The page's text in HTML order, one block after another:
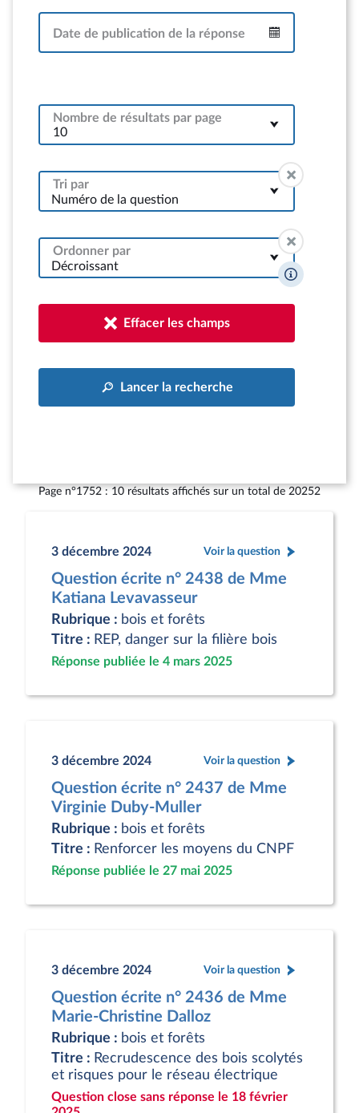
Date de publication de la réponse
Nombre de résultats par page
Tri par
Numéro de la question
Ordonner par
Décroissant
Effacer les champs
Lancer la recherche
Page n°1752 : 10 résultats affichés sur un total de 20252
3 décembre 2024 Voir la question
Question écrite n° 2438 de Mme
Katiana Levavasseur
Rubrique : bois et forêts
Titre : REP, danger sur la filière bois
Réponse publiée le 4 mars 2025
3 décembre 2024 Voir la question
Question écrite n° 2437 de Mme
Virginie Duby-Muller
Rubrique : bois et forêts
Titre : Renforcer les moyens du CNPF
Réponse publiée le 27 mai 2025
3 décembre 2024 Voir la question
Question écrite n° 2436 de Mme
Marie-Christine Dalloz
Rubrique : bois et forêts
Titre : Recrudescence des bois scolytés
et risques pour le réseau électrique
Question close sans réponse le 18 février